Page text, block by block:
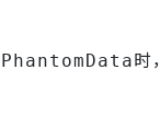
PhantomData时